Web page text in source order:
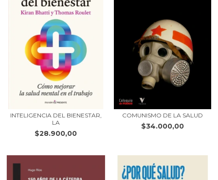
INTELIGENCIA DEL BIENESTAR,
LA
$28.900,00
COMUNISMO DE LA SALUD
$34.000,00